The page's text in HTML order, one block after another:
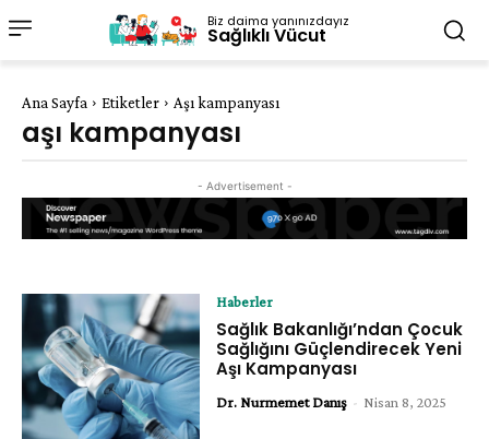
Biz daima yanınızdayız
Sağlıklı Vücut
Ana Sayfa Etiketler Aşı kampanyası
aşı kampanyası
- Advertisement -
Haberler
Sağlık Bakanlığı’ndan Çocuk
Sağlığını Güçlendirecek Yeni
Aşı Kampanyası
Dr. Nurmemet Danış - Nisan 8, 2025